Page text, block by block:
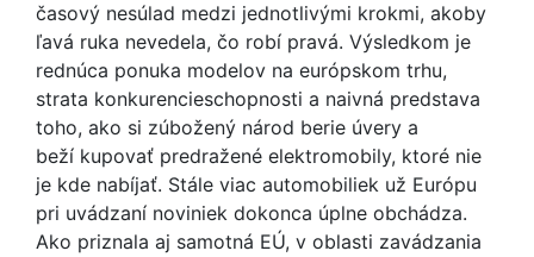
časový nesúlad medzi jednotlivými krokmi, akoby
ľavá ruka nevedela, čo robí pravá. Výsledkom je
rednúca ponuka modelov na európskom trhu,
strata konkurencieschopnosti a naivná predstava
toho, ako si zúbožený národ berie úvery a
beží kupovať predražené elektromobily, ktoré nie
je kde nabíjať. Stále viac automobiliek už Európu
pri uvádzaní noviniek dokonca úplne obchádza.
Ako priznala aj samotná EÚ, v oblasti zavádzania